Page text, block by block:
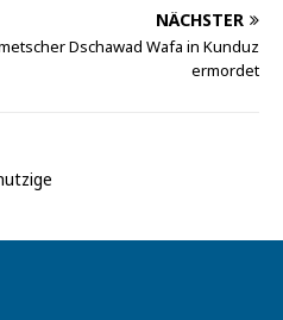
NÄCHSTER
Dschawad Wafa in Kunduz
ermordet